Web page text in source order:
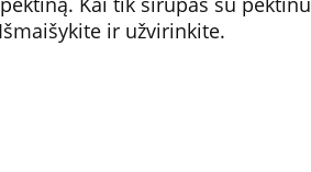
ir užvirinkite.